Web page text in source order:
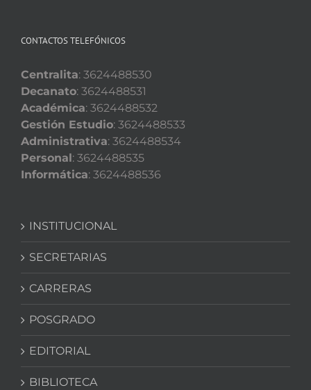
CONTACTOS TELEFÓNICOS
Centralita: 3624488530
Decanato: 3624488531
Académica: 3624488532
Gestión Estudio: 3624488533
Administrativa: 3624488534
Personal: 3624488535
Informática: 3624488536
INSTITUCIONAL
SECRETARIAS
CARRERAS
POSGRADO
EDITORIAL
BIBLIOTECA